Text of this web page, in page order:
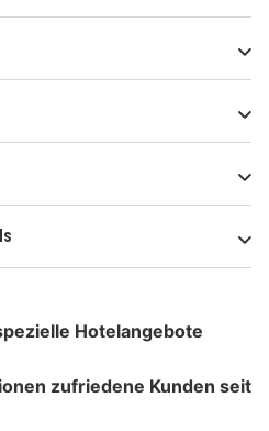
Hotelangebote
zufriedene Kunden seit